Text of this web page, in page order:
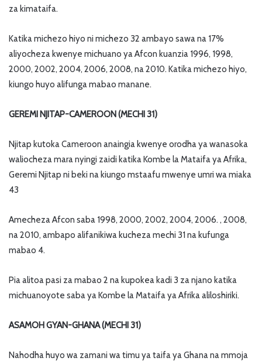
za kimataifa.
Katika michezo hiyo ni michezo 32 ambayo sawa na 17%
aliyocheza kwenye michuano ya Afcon kuanzia 1996, 1998,
2000, 2002, 2004, 2006, 2008, na 2010. Katika michezo hiyo,
kiungo huyo alifunga mabao manane.
GEREMI NJITAP-CAMEROON (MECHI 31)
Njitap kutoka Cameroon anaingia kwenye orodha ya wanasoka
waliocheza mara nyingi zaidi katika Kombe la Mataifa ya Afrika,
Geremi Njitap ni beki na kiungo mstaafu mwenye umri wa miaka
43
Amecheza Afcon saba 1998, 2000, 2002, 2004, 2006. , 2008,
na 2010, ambapo alifanikiwa kucheza mechi 31 na kufunga
mabao 4.
Pia alitoa pasi za mabao 2 na kupokea kadi 3 za njano katika
michuanoyote saba ya Kombe la Mataifa ya Afrika aliloshiriki.
ASAMOH GYAN-GHANA (MECHI 31)
Nahodha huyo wa zamani wa timu ya taifa ya Ghana na mmoja